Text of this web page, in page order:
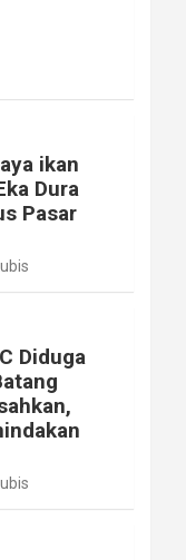
ikan
Dura
Pasar
Diduga